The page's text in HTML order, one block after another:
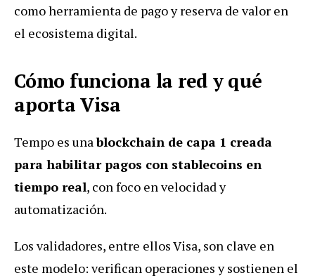
como herramienta de pago y reserva de valor en
el ecosistema digital.
Cómo funciona la red y qué
aporta Visa
Tempo es unablockchain de capa 1 creada
para habilitar pagos con stablecoins en
tiempo real, con foco en velocidad y
automatización.
Los validadores, entre ellos Visa, son clave en
este modelo: verifican operaciones y sostienen el